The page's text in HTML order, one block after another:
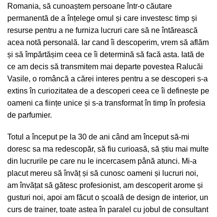
Romania, să cunoaștem persoane într-o căutare
permanentă de a înțelege omul și care investesc timp și
resurse pentru a ne furniza lucruri care să ne întărească
acea notă personală. Iar cand îi descoperim, vrem să aflăm
și să împărtășim ceea ce îi determină să facă asta. Iată de
ce am decis să transmitem mai departe povestea Ralucăi
Vasile, o româncă a cărei interes pentru a se descoperi s-a
extins în curiozitatea de a descoperi ceea ce îi definește pe
oameni ca ființe unice și s-a transformat în timp în profesia
de parfumier.
Totul a început pe la 30 de ani când am început să-mi
doresc sa ma redescopăr, să fiu curioasă, să știu mai multe
din lucrurile pe care nu le incercasem până atunci. Mi-a
placut mereu să învăț și să cunosc oameni și lucruri noi,
am învățat să gătesc profesionist, am descoperit arome și
gusturi noi, apoi am făcut o școală de design de interior, un
curs de trainer, toate astea în paralel cu jobul de consultant